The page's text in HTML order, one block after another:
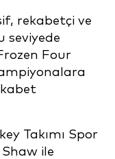
rekabetçi ve
seviyede
Four
Takımı Spor
ile